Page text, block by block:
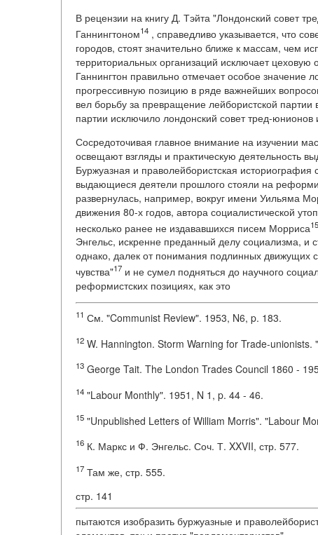
В рецензии на книгу Д. Тэйта "Лондонский совет
Ганнингтоном14 , справедливо указывается, что
городов, стоят значительно ближе к массам, чем
территориальных организаций исключает
Ганнингтон правильно отмечает особое значение
прогрессивную позицию в ряде важнейших
вел борьбу за превращение лейбористской партии
партии исключило лондонский совет тред-юнионов
Сосредоточивая главное внимание на изучении
освещают взгляды и практическую деятельность
Буржуазная и праволейбористская историография
выдающиеся деятели прошлого стояли на
развернулась, например, вокруг имени Уильяма
движения 80-х годов, автора социалистической
несколько ранее не издававшихся писем Морриса15
Энгельс, искренне преданный делу социализма,
однако, далек от понимания подлинных движущих
чувства"17 и не сумел подняться до научного
реформистских позициях, как это
11 См. "Communist Review". 1953, N6, p. 183.
12 W. Hannington. Storm Warning for Trade-
13 George Tait. The London Trades Council 1860 -
14 "Labour Monthly". 1951, N 1, p. 44 - 46.
15 "Unpublished Letters of William Morris". "Labour
16 К. Маркс и Ф. Энгельс. Соч. Т. XXVII, стр. 577.
17 Там же, стр. 555.
стр. 141
пытаются изобразить буржуазные и